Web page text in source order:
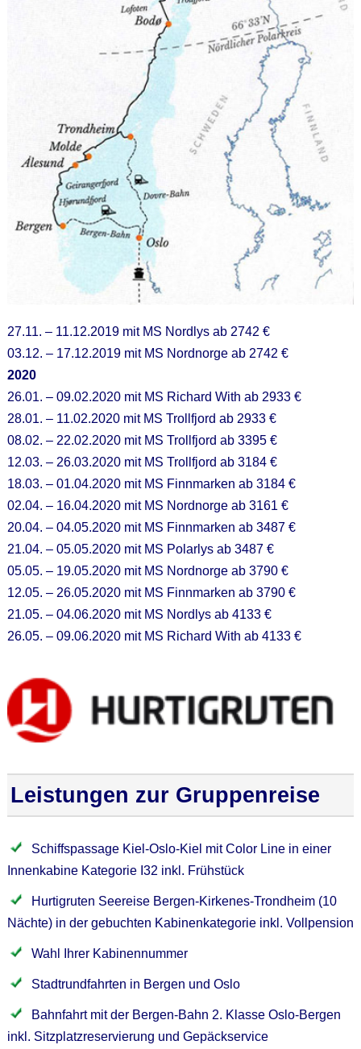
27.11. – 11.12.2019 mit MS Nordlys ab 2742 €
03.12. – 17.12.2019 mit MS Nordnorge ab 2742 €
2020
26.01. – 09.02.2020 mit MS Richard With ab 2933 €
28.01. – 11.02.2020 mit MS Trollfjord ab 2933 €
08.02. – 22.02.2020 mit MS Trollfjord ab 3395 €
12.03. – 26.03.2020 mit MS Trollfjord ab 3184 €
18.03. – 01.04.2020 mit MS Finnmarken ab 3184 €
02.04. – 16.04.2020 mit MS Nordnorge ab 3161 €
20.04. – 04.05.2020 mit MS Finnmarken ab 3487 €
21.04. – 05.05.2020 mit MS Polarlys ab 3487 €
05.05. – 19.05.2020 mit MS Nordnorge ab 3790 €
12.05. – 26.05.2020 mit MS Finnmarken ab 3790 €
21.05. – 04.06.2020 mit MS Nordlys ab 4133 €
26.05. – 09.06.2020 mit MS Richard With ab 4133 €
Leistungen zur Gruppenreise
Schiffspassage Kiel-Oslo-Kiel mit Color Line in einer
Innenkabine Kategorie I32 inkl. Frühstück
Hurtigruten Seereise Bergen-Kirkenes-Trondheim (10
Nächte) in der gebuchten Kabinenkategorie inkl. Vollpension
Wahl Ihrer Kabinennummer
Stadtrundfahrten in Bergen und Oslo
Bahnfahrt mit der Bergen-Bahn 2. Klasse Oslo-Bergen
inkl. Sitzplatzreservierung und Gepäckservice